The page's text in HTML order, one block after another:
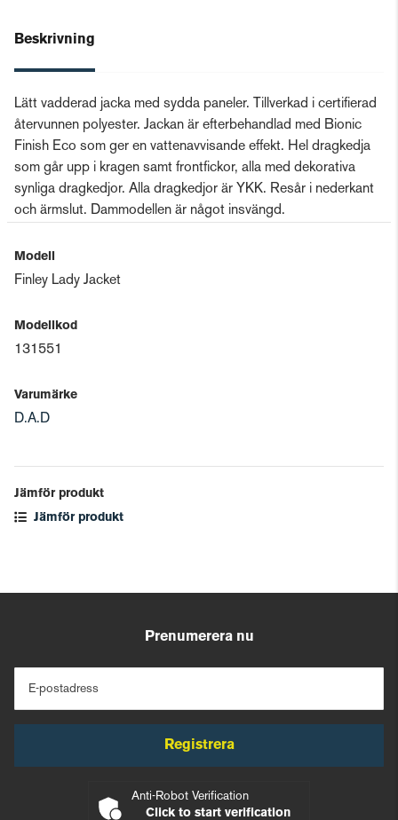
Beskrivning
Lätt vadderad jacka med sydda paneler. Tillverkad i certifierad
återvunnen polyester. Jackan är efterbehandlad med Bionic
Finish Eco som ger en vattenavvisande effekt. Hel dragkedja
som går upp i kragen samt frontfickor, alla med dekorativa
synliga dragkedjor. Alla dragkedjor är YKK. Resår i nederkant
och ärmslut. Dammodellen är något insvängd.
Modell
Finley Lady Jacket
Modellkod
131551
Varumärke
D.A.D
Jämför produkt
Jämför produkt
Prenumerera nu
E-postadress
Registrera
Anti-Robot Verification
Click to start verification